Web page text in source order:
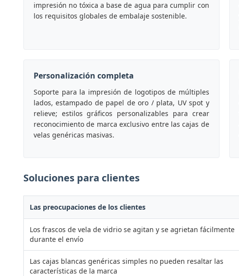
impresión no tóxica a base de agua para cumplir con
los requisitos globales de embalaje sostenible.
Personalización completa
Soporte para la impresión de logotipos de múltiples
lados, estampado de papel de oro / plata, UV spot y
relieve; estilos gráficos personalizables para crear
reconocimiento de marca exclusivo entre las cajas de
velas genéricas masivas.
Soluciones para clientes
Las preocupaciones de los clientes
Los frascos de vela de vidrio se agitan y se agrietan fácilmente
durante el envío
Las cajas blancas genéricas simples no pueden resaltar las
características de la marca